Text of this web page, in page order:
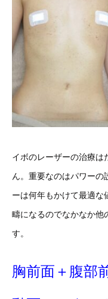
イボのレーザーの治療は
ん。重要なのはパワーの
ーは何年もかけて最適な
疇になるのでなかなか他
す。
胸前面＋腹部